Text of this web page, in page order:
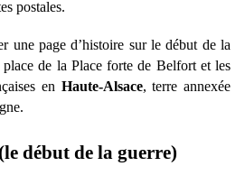
postales.
une page d’histoire sur le début de la
de la Place forte de Belfort et les
en Haute-Alsace, terre annexée
début de la guerre)